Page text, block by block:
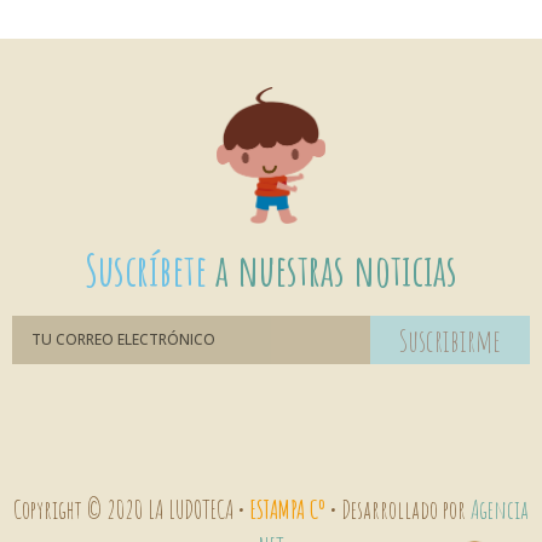
Suscríbetea nuestras noticias
Suscribirme
Copyright © 2020 LA LUDOTECA • ESTAMPA Cº • Desarrollado porAgencia